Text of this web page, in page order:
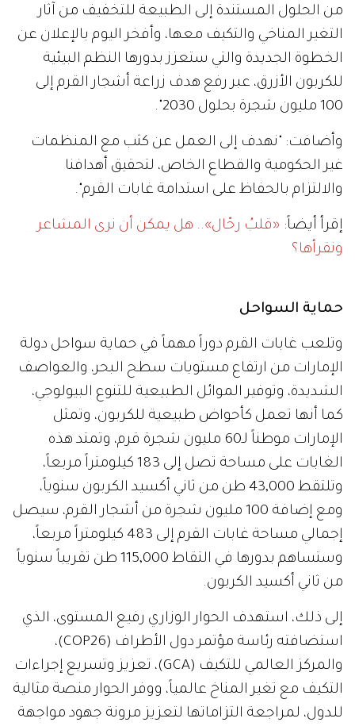
من الحلول المستندة إلى الطبيعة للتخفيف من آثار
التغير المناخي والتكيف معها، وأفخر اليوم بالإعلان عن
الخطوة الجديدة والتي ستعزز بدورها النظم البيئية
للكربون الأزرق، عبر رفع هدف زراعة أشجار القرم إلى
100 مليون شجرة بحلول 2030".
وأضافت: "نهدف إلى العمل عن كثب مع المنظمات
غير الحكومية والقطاع الخاص، لتحقيق أهدافنا
والالتزام بالحفاظ على استدامة غابات القرم".
إقرأ أيضاً: «قلبُ رحّال».. هل يمكن أن نرى المشاعر
ونقرأها؟
حماية السواحل
وتلعب غابات القرم دوراً مهماً في حماية سواحل دولة
الإمارات من ارتفاع مستويات سطح البحر، والعواصف
الشديدة، وتوفير الموائل الطبيعية للتنوع البيولوجي،
كما أنها تعمل كأحواض طبيعية للكربون، وتمثل
الإمارات موطناً لـ60 مليون شجرة قرم، وتمتد هذه
الغابات على مساحة تصل إلى 183 كيلومتراً مربعاً،
وتلتقط 43,000 طن من ثاني أكسيد الكربون سنوياً،
ومع إضافة 100 مليون شجرة من أشجار القرم، سيصل
إجمالي مساحة غابات القرم إلى 483 كيلومتراً مربعاً،
وستساهم بدورها في التقاط 115,000 طن تقريباً سنوياً
من ثاني أكسيد الكربون.
إلى ذلك، استهدف الحوار الوزاري رفيع المستوى، الذي
استضافته رئاسة مؤتمر دول الأطراف (COP26)،
والمركز العالمي للتكيف (GCA)، تعزيز وتسريع إجراءات
التكيف مع تغير المناخ عالمياً، ووفر الحوار منصة مثالية
للدول، لمراجعة التزاماتها لتعزيز مرونة جهود مواجهة